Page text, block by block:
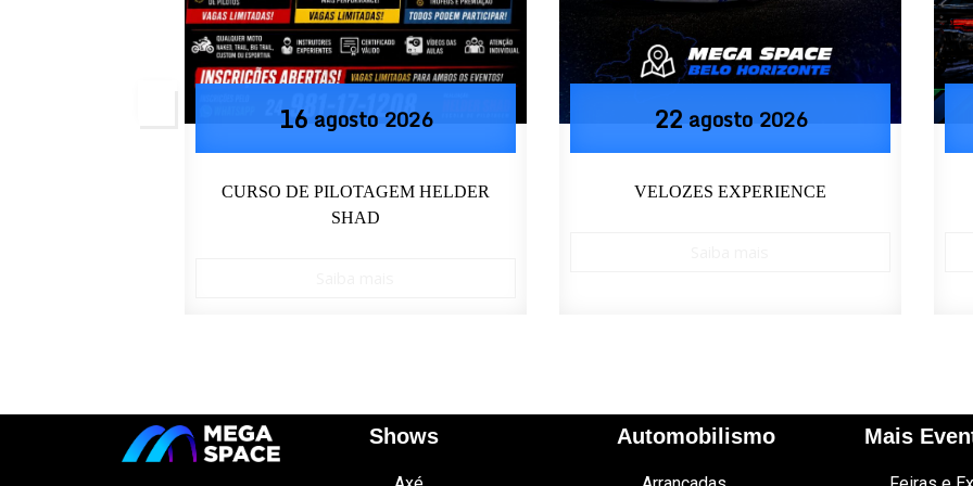
16 agosto 2026
CURSO DE PILOTAGEM HELDER
SHAD
22 agosto 2026
VELOZES EXPERIENCE
Shows Automobilismo Mais